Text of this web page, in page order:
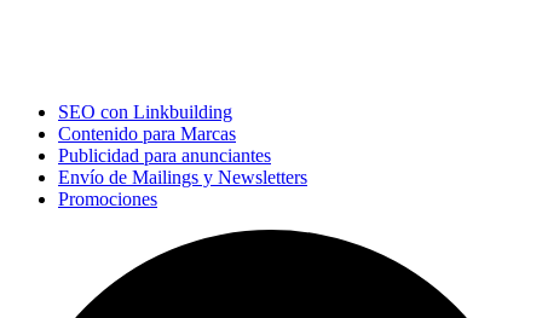
SEO con Linkbuilding
Contenido para Marcas
Publicidad para anunciantes
Envío de Mailings y Newsletters
Promociones